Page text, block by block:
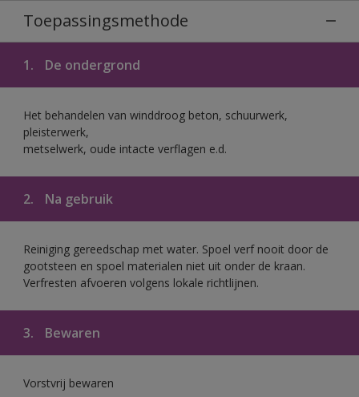
Toepassingsmethode
1. De ondergrond
Het behandelen van winddroog beton, schuurwerk,
pleisterwerk,
metselwerk, oude intacte verflagen e.d.
2. Na gebruik
Reiniging gereedschap met water. Spoel verf nooit door de
gootsteen en spoel materialen niet uit onder de kraan.
Verfresten afvoeren volgens lokale richtlijnen.
3. Bewaren
Vorstvrij bewaren